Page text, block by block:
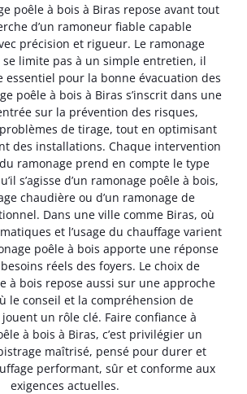
poêle à bois à Biras repose avant tout
d’un ramoneur fiable capable
précision et rigueur. Le ramonage
limite pas à un simple entretien, il
essentiel pour la bonne évacuation des
poêle à bois à Biras s’inscrit dans une
sur la prévention des risques,
de tirage, tout en optimisant
des installations. Chaque intervention
ramonage prend en compte le type
s’agisse d’un ramonage poêle à bois,
chaudière ou d’un ramonage de
Dans une ville comme Biras, où
et l’usage du chauffage varient
poêle à bois apporte une réponse
réels des foyers. Le choix de
à bois repose aussi sur une approche
le conseil et la compréhension de
jouent un rôle clé. Faire confiance à
à bois à Biras, c’est privilégier un
maîtrisé, pensé pour durer et
performant, sûr et conforme aux
exigences actuelles.